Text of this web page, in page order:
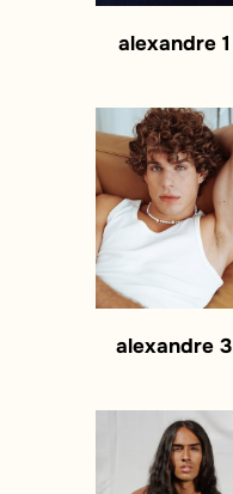
alexandre 1
alexandre 3